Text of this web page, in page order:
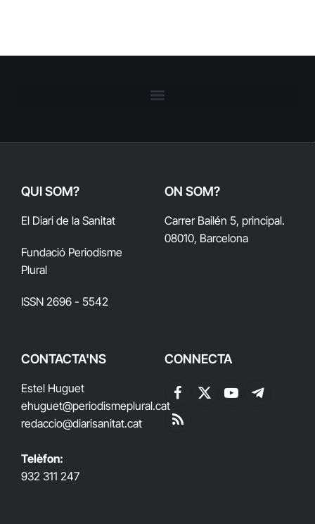
QUI SOM?
El Diari de la Sanitat
Fundació Periodisme
Plural
ISSN 2696 - 5542
ON SOM?
Carrer Bailén 5, principal.
08010, Barcelona
CONTACTA'NS
Estel Huguet
ehuguet@periodismeplural.cat
redaccio@diarisanitat.cat
Telèfon:
932 311 247
CONNECTA
Facebook
X
YouTubeTelegram
RSS